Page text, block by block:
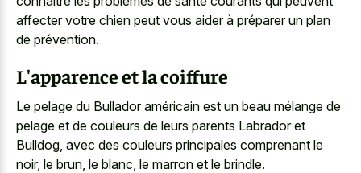
affecter votre chien peut vous aider à préparer un plan
de prévention.
L'apparence et la coiffure
Le pelage du Bullador américain est un beau mélange de
pelage et de couleurs de leurs parents Labrador et
Bulldog, avec des couleurs principales comprenant le
noir, le brun, le blanc, le marron et le brindle.